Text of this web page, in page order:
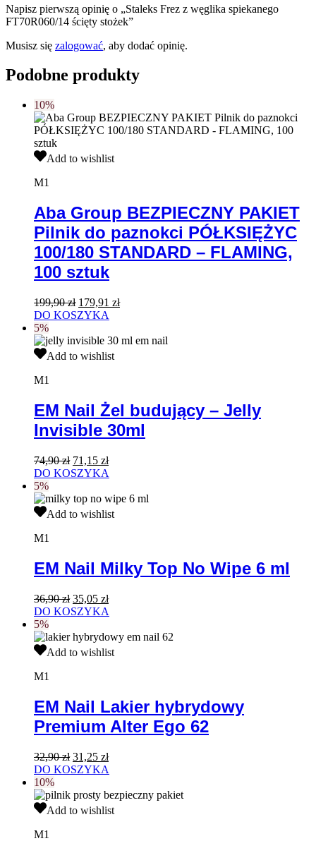
Napisz pierwszą opinię o „Staleks Frez z węglika spiekanego
FT70R060/14 ścięty stożek”
Musisz się zalogować, aby dodać opinię.
Podobne produkty
10%
Aba
BEZPIECZNY
Pilnik
do
paznokci
PÓŁKSIĘŻYC
100/180
STANDARD
–
100
sztuk
Add to wishlist
M1
Aba Group BEZPIECZNY PAKIET
Pilnik do paznokci PÓŁKSIĘŻYC
100/180 STANDARD – FLAMING,
100 sztuk
199,90zł Pierwotna
cena
199,90 zł.
179,91 złAktualna
179,91 zł.
DO KOSZYKA
5%
EM
Żel
–
Jelly
Invisible
30ml
Add to wishlist
M1
EM Nail Żel budujący – Jelly
Invisible 30ml
74,90zł Pierwotna
cena
74,90 zł.
71,15 złAktualna
71,15 zł.
DO KOSZYKA
5%
EM
Milky
No
Wipe
ml
Add to wishlist
M1
EM Nail Milky Top No Wipe 6 ml
36,90zł Pierwotna
cena
36,90 zł.
35,05 złAktualna
35,05 zł.
DO KOSZYKA
5%
EM
Lakier
Premium
Alter
Ego
62
Add to wishlist
M1
EM Nail Lakier hybrydowy
Premium Alter Ego 62
32,90zł Pierwotna
cena
32,90 zł.
31,25 złAktualna
31,25 zł.
DO KOSZYKA
10%
Aba
BEZPIECZNY
Add to wishlist
M1